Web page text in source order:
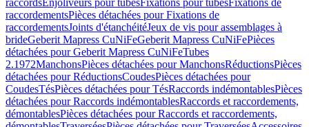
raccordsEnjoliveurs pour tubesFixations pour tubesFixations de
raccordementsPièces détachées pour Fixations de
raccordementsJoints d'étanchéitéJeux de vis pour assemblages à
brideGeberit Mapress CuNiFeGeberit Mapress CuNiFePièces
détachées pour Geberit Mapress CuNiFeTubes
2.1972ManchonsPièces détachées pour ManchonsRéductionsPièces
détachées pour RéductionsCoudesPièces détachées pour
CoudesTésPièces détachées pour TésRaccords indémontablesPièces
détachées pour Raccords indémontablesRaccords et raccordements,
démontablesPièces détachées pour Raccords et raccordements,